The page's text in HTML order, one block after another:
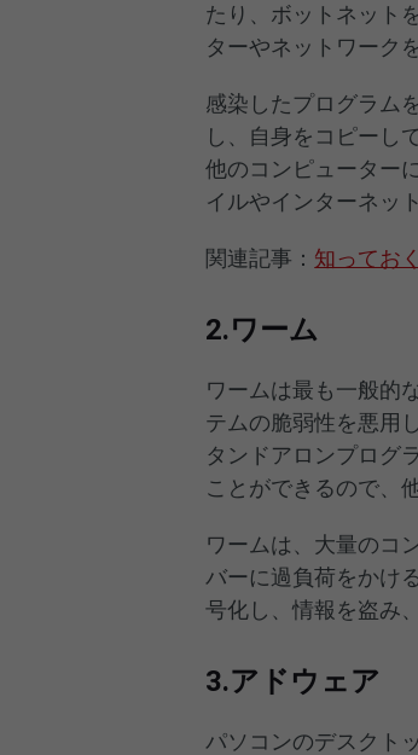
たり、ボットネット
ターやネットワーク
感染したプログラム
し、自身をコピーし
他のコンピューター
イルやインターネッ
関連記事： 知ってお
2.ワーム
ワームは最も一般的
テムの脆弱性を悪用
タンドアロンプログ
ことができるので、
ワームは、大量のコ
バーに過負荷をかけ
号化し、情報を盗み
3.アドウェア
パソコンのデスクト